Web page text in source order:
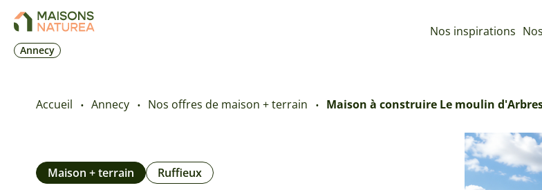
Annecy
Nos inspirations
Accueil Annecy Nos offres de maison + terrain Maison à construire Le moulin
Maison + terrain Ruffieux